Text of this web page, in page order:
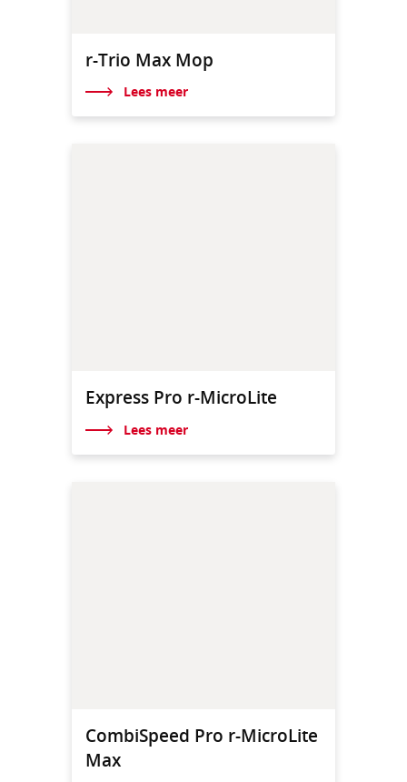
r-Trio Max Mop
Lees meer
Express Pro r-MicroLite
Lees meer
CombiSpeed Pro r-MicroLite
Max